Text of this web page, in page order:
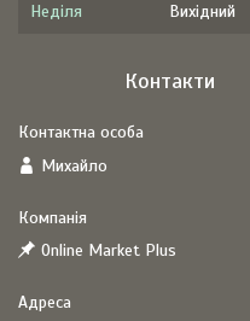
Неділя
Вихідний
Контакти
Михайло
Online Market Plus